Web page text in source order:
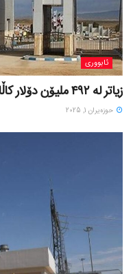
ئابووری
زیاتر لە ٤٩٢ ملیۆن دۆلار کاڵا لە گومرگی کرماشانەوە هەناردە کرا
حوزه‌یران 1, 2025